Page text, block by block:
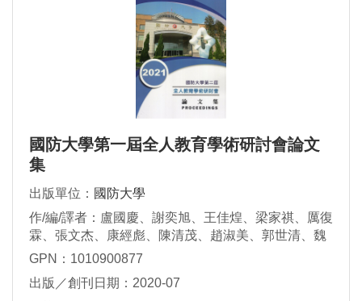
國防大學第一屆全人教育學術研討會論文
集
出版單位： 國防大學
作/編/譯者：盧國慶、謝奕旭、王佳煌、梁家祺、厲復
霖、張文杰、康經彪、陳清茂、趙淑美、郭世清、魏
澤民、許乃鋒、田光祐、金智
GPN：1010900877
出版／創刊日期：2020-07